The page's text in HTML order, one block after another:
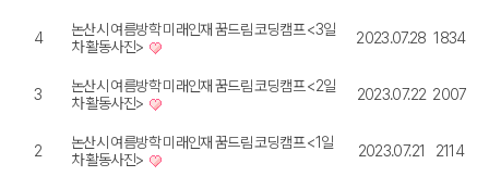
4
논산시 여름방학 미래인재 꿈드림 코딩캠프 <3일
차 활동사진>
2023.07.28 1834
3
논산시 여름방학 미래인재 꿈드림 코딩캠프 <2일
차 활동사진>
2023.07.22 2007
2
논산시 여름방학 미래인재 꿈드림 코딩캠프 <1일
차 활동사진>
2023.07.21 2114